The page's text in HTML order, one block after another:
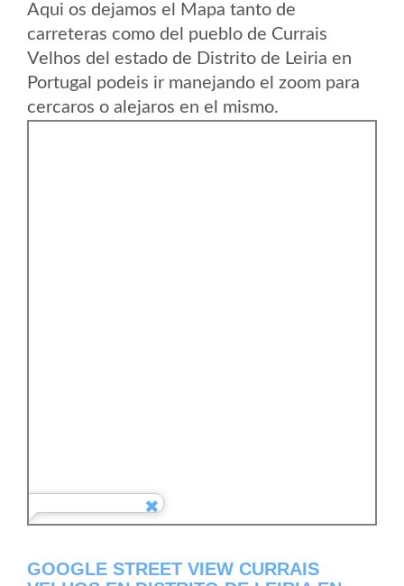
Aqui os dejamos el Mapa tanto de
carreteras como del pueblo de Currais
Velhos del estado de Distrito de Leiria en
Portugal podeis ir manejando el zoom para
cercaros o alejaros en el mismo.
GOOGLE STREET VIEW CURRAIS